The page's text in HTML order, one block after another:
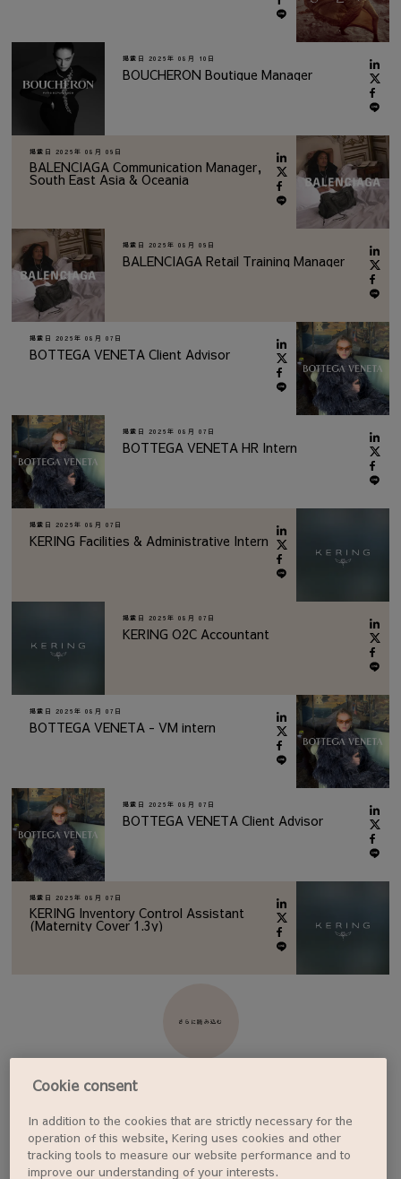
掲載日 2026年 08月 10日
BOUCHERON Boutique Manager
掲載日 2026年 08月 09日
BALENCIAGA Communication Manager,
South East Asia & Oceania
掲載日 2026年 08月 09日
BALENCIAGA Retail Training Manager
掲載日 2026年 08月 07日
BOTTEGA VENETA Client Advisor
掲載日 2026年 08月 07日
BOTTEGA VENETA HR Intern
掲載日 2026年 08月 07日
KERING Facilities & Administrative Intern
掲載日 2026年 08月 07日
KERING O2C Accountant
掲載日 2026年 08月 07日
BOTTEGA VENETA - VM intern
掲載日 2026年 08月 07日
BOTTEGA VENETA Client Advisor
掲載日 2026年 08月 07日
KERING Inventory Control Assistant
(Maternity Cover 1.3y)
さらに読み込む
ジョブアラートを設定する
Cookie consent
In addition to the cookies that are strictly necessary for the
operation of this website, Kering uses cookies and other
tracking tools to measure our website performance and to
improve our understanding of your interests.